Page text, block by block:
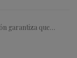
garantiza que…